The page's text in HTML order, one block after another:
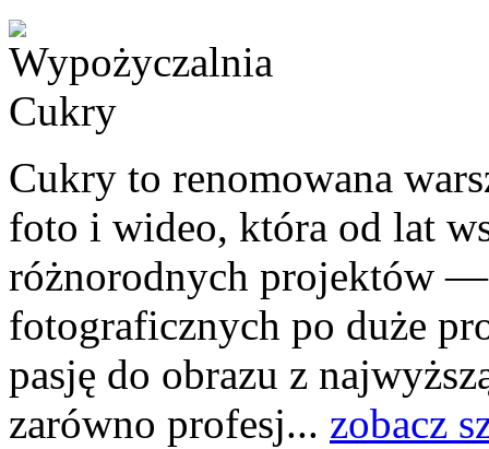
Cukry to renomowana
foto i wideo, która od lat
różnorodnych projektów
fotograficznych po duże
pasję do obrazu z
zarówno profesj... zobacz